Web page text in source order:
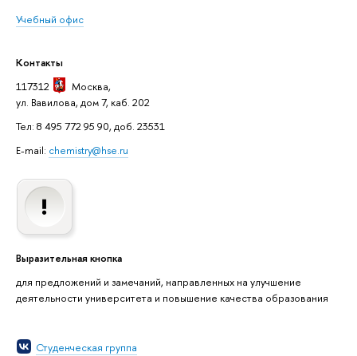
Учебный офис
Контакты
117312
Москва,
ул. Вавилова, дом 7, каб. 202
Тел: 8 495 772 95 90, доб. 23531
E-mail: chemistry@hse.ru
Выразительная кнопка
для предложений и замечаний, направленных на улучшение
деятельности университета и повышение качества образования
Студенческая группа